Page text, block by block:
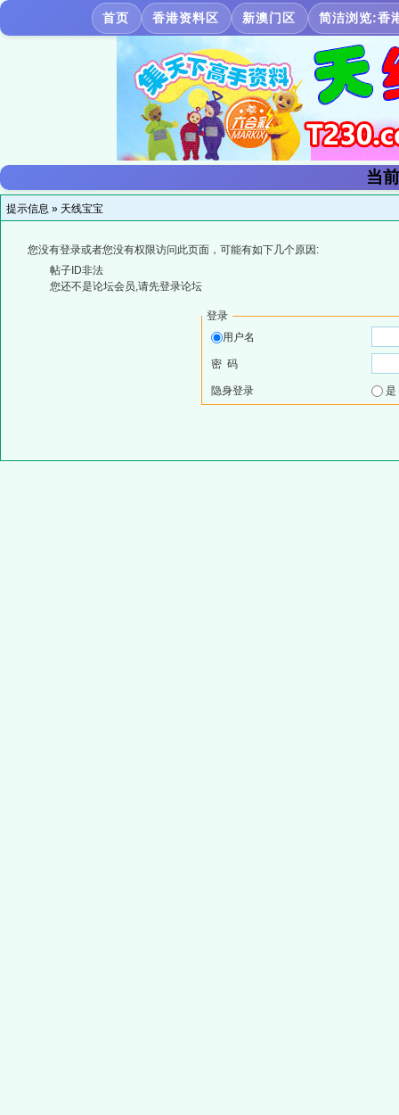
首页 香港资料区 新澳门区 简洁浏览:香
当
提示信息 » 天线宝宝
您没有登录或者您没有权限访问此页面，可能有如下几个原因:
帖子ID非法
您还不是论坛会员,请先登录论坛
登录
用户名
密 码
隐身登录